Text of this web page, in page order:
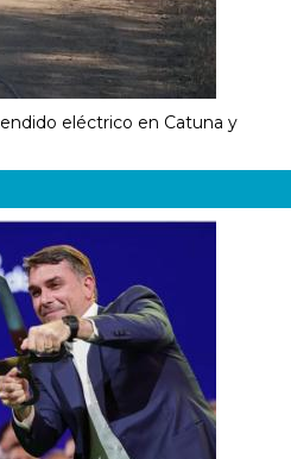
eléctrico en Catuna y